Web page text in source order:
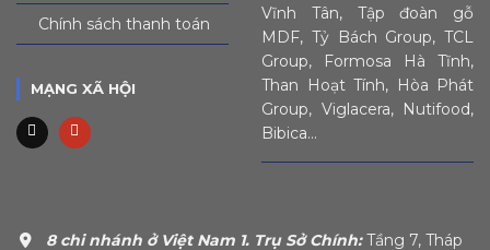
Chính sách thanh toán
MẠNG XÃ HỘI
Vĩnh Tân, Tập đoàn gỗ
MDF, Tỷ Bách Group, TCL
Group, Formosa Hà Tĩnh,
Than Hoạt Tính, Hòa Phát
Group, Viglacera, Nutifood,
Bibica…
8 chi nhánh ở Việt Nam 1. Trụ Sở Chính:Tầng 7, Tháp